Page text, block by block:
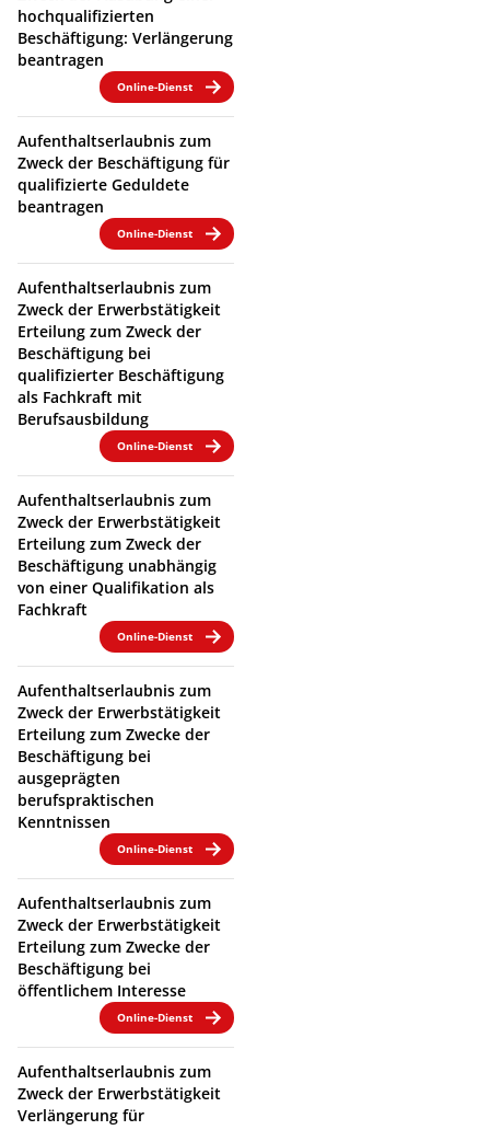
hochqualifizierten
Beschäftigung: Verlängerung
beantragen
Online-Dienst
Aufenthaltserlaubnis zum
Zweck der Beschäftigung für
qualifizierte Geduldete
beantragen
Online-Dienst
Aufenthaltserlaubnis zum
Zweck der Erwerbstätigkeit
Erteilung zum Zweck der
Beschäftigung bei
qualifizierter Beschäftigung
als Fachkraft mit
Berufsausbildung
Online-Dienst
Aufenthaltserlaubnis zum
Zweck der Erwerbstätigkeit
Erteilung zum Zweck der
Beschäftigung unabhängig
von einer Qualifikation als
Fachkraft
Online-Dienst
Aufenthaltserlaubnis zum
Zweck der Erwerbstätigkeit
Erteilung zum Zwecke der
Beschäftigung bei
ausgeprägten
berufspraktischen
Kenntnissen
Online-Dienst
Aufenthaltserlaubnis zum
Zweck der Erwerbstätigkeit
Erteilung zum Zwecke der
Beschäftigung bei
öffentlichem Interesse
Online-Dienst
Aufenthaltserlaubnis zum
Zweck der Erwerbstätigkeit
Verlängerung für